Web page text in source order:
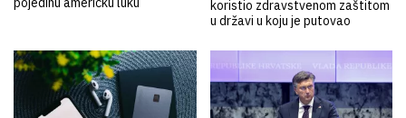
koristio zdravstvenom zaštitom
u državi u koju je putovao